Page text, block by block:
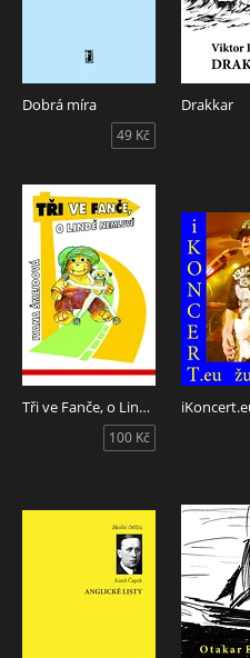
Dobrá míra
49 Kč
Drakkar
Tři ve Fanče, o Lindě nemluvě
100 Kč